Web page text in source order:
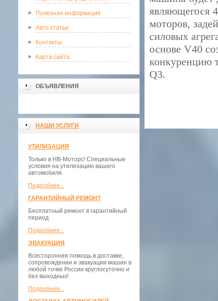
Полезная информация
Авто статьи
Контакты
Карта сайта
ОБЪЯВЛЕНИЯ
НАШИ УСЛУГИ
УТИЛИЗАЦИЯ
Только в НВ-Моторс! Специальные
условия на утилизацию вашего
автомобиля.
Подробнее...
ГАРАНТИЙНЫЙ РЕМОНТ
Бесплатный ремонт в гарантийный
период
Подробнее...
ЭВАКУАЦИЯ
Всесторонняя помощь в доставке,
сопровождении и эвакуации машин в
любой точке России круглосуточно и
без выходных!
Подробнее...
являющегося
моторов,
силовых
основе V40
конкуренцию
Q3.